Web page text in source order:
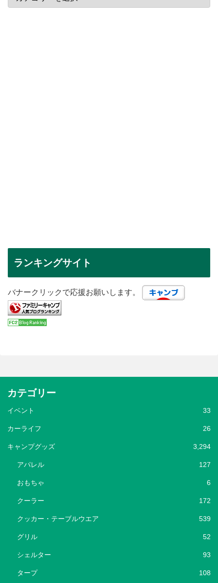
ランキングサイト
バナークリックで応援お願いします。
カテゴリー
イベント 33
カーライフ 26
キャンプグッズ 3,294
アパレル 127
おもちゃ 6
クーラー 172
クッカー・テーブルウエア 539
グリル 52
シェルター 93
タープ 108